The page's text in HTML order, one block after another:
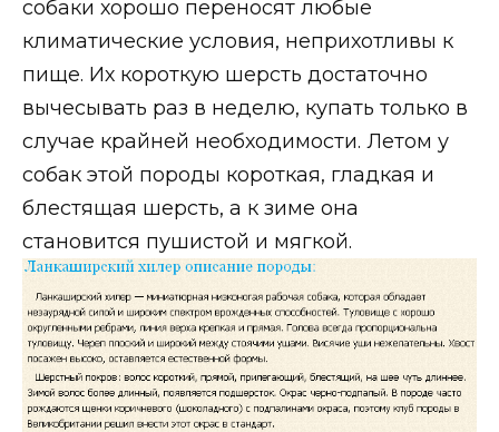
собаки хорошо переносят любые
климатические условия, неприхотливы к
пище. Их короткую шерсть достаточно
вычесывать раз в неделю, купать только в
случае крайней необходимости. Летом у
собак этой породы короткая, гладкая и
блестящая шерсть, а к зиме она
становится пушистой и мягкой.